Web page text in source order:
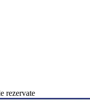
rezervate